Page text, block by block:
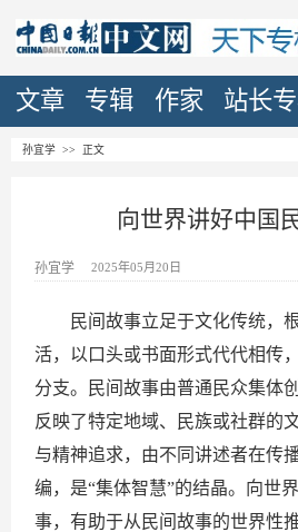
文章 专辑 作家 站长
孙宜学 >> 正文
向世界讲好中国
孙宜学 2025年05月20日
民间故事立足于文化传统，
活，以口头或书面形式代代相传
分支。民间故事由普通民众集体
反映了特定地域、民族或社群的
与精神追求，由不同讲述者在传
编，是“集体智慧”的结晶。向世
事，有助于从民间故事的世界性